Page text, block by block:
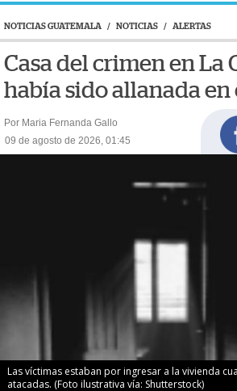
NOTICIAS GUATEMALA / NOTICIAS / ALERTAS
Casa del crimen en La
había sido allanada en
Por Maria Fernanda Gallo
09 de agosto de 2026, 01:45
Las víctimas estaban por ingresar a la vivienda
atacadas. (Foto ilustrativa vía: Shutterstock)